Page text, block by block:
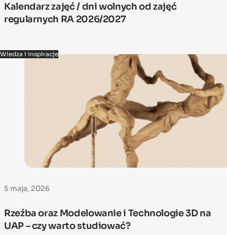
Kalendarz zajęć / dni wolnych od zajęć
regularnych RA 2026/2027
Wiedza i inspiracje
5 maja, 2026
Rzeźba oraz Modelowanie i Technologie 3D na
UAP – czy warto studiować?